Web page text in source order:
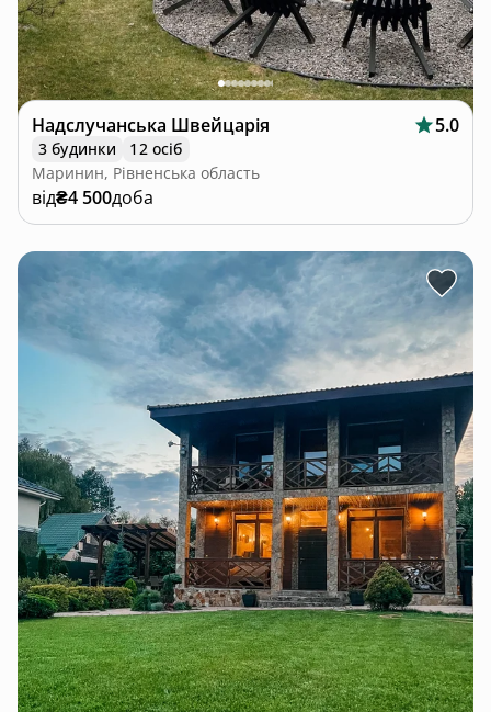
Надслучанська Швейцарія 5.0
3 будинки
12 осіб
Маринин, Рівненська область
від₴4 500доба